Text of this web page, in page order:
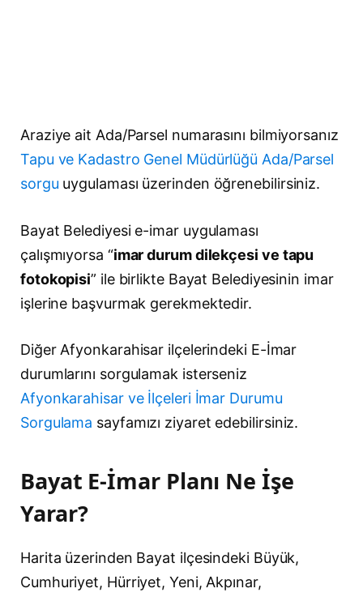
Araziye ait Ada/Parsel numarasını bilmiyorsanız
Tapu ve Kadastro Genel Müdürlüğü Ada/Parsel
sorgu uygulaması üzerinden öğrenebilirsiniz.
Bayat Belediyesi e-imar uygulaması
çalışmıyorsa “imar durum dilekçesi ve tapu
fotokopisi” ile birlikte Bayat Belediyesinin imar
işlerine başvurmak gerekmektedir.
Diğer Afyonkarahisar ilçelerindeki E-İmar
durumlarını sorgulamak isterseniz
Afyonkarahisar ve İlçeleri İmar Durumu
Sorgulama sayfamızı ziyaret edebilirsiniz.
Bayat E-İmar Planı Ne İşe
Yarar?
Harita üzerinden Bayat ilçesindeki Büyük,
Cumhuriyet, Hürriyet, Yeni, Akpınar,